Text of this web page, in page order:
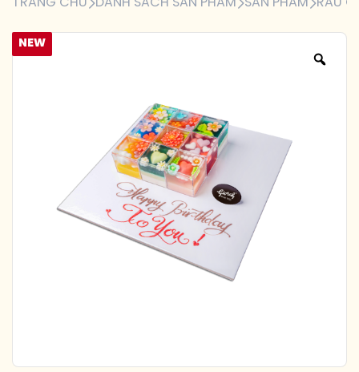
TRANG CHỦ DANH SÁCH SẢN PHẨM SẢN PHẨM RAU
NEW